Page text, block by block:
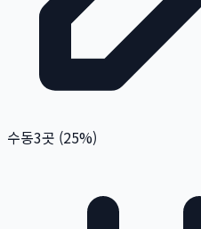
수동3곳 (25%)